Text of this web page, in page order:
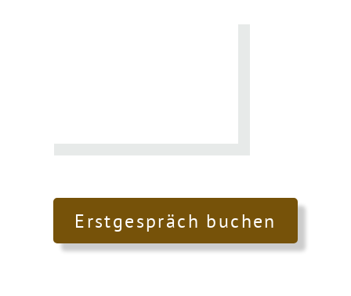
Erstgespräch buchen